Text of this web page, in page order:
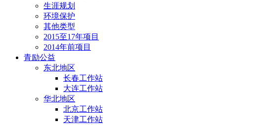
生涯规划
环境保护
其他类型
2015至17年项目
2014年前项目
青励公益
东北地区
长春工作站
大连工作站
华北地区
北京工作站
天津工作站